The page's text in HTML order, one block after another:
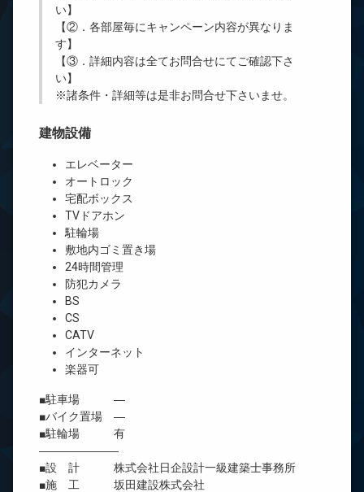
い】
【②．各部屋毎にキャンペーン内容が異なりま
す】
【③．詳細内容は全てお問合せにてご確認下さ
い】
※諸条件・詳細等は是非お問合せ下さいませ。
建物設備
エレベーター
オートロック
宅配ボックス
TVドアホン
駐輪場
敷地内ゴミ置き場
24時間管理
防犯カメラ
BS
CS
CATV
インターネット
楽器可
■駐車場 ―
■バイク置場 ―
■駐輪場 有
―――――――
■設 計 株式会社日企設計一級建築士事務所
■施 工 坂田建設株式会社